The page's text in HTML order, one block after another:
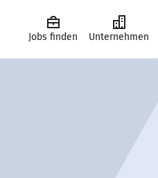
Jobs finden Unternehmen